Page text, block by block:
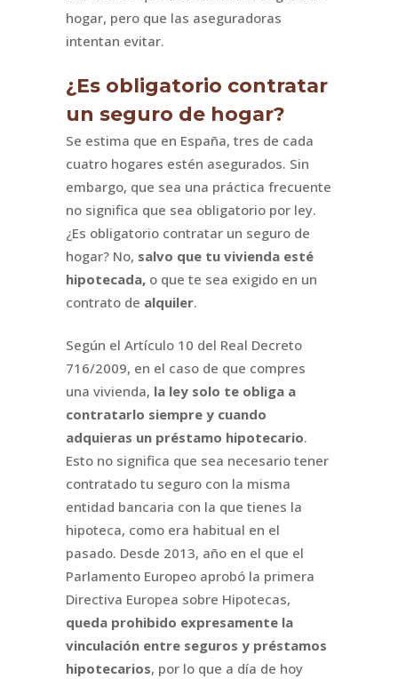
hogar, pero que las aseguradoras
intentan evitar.
¿Es obligatorio contratar
un seguro de hogar?
Se estima que en España, tres de cada
cuatro hogares estén asegurados. Sin
embargo, que sea una práctica frecuente
no significa que sea obligatorio por ley.
¿Es obligatorio contratar un seguro de
hogar? No, salvo que tu vivienda esté
hipotecada, o que te sea exigido en un
contrato de alquiler.
Según el Artículo 10 del Real Decreto
716/2009, en el caso de que compres
una vivienda, la ley solo te obliga a
contratarlo siempre y cuando
adquieras un préstamo hipotecario.
Esto no significa que sea necesario tener
contratado tu seguro con la misma
entidad bancaria con la que tienes la
hipoteca, como era habitual en el
pasado. Desde 2013, año en el que el
Parlamento Europeo aprobó la primera
Directiva Europea sobre Hipotecas,
queda prohibido expresamente la
vinculación entre seguros y préstamos
hipotecarios, por lo que a día de hoy